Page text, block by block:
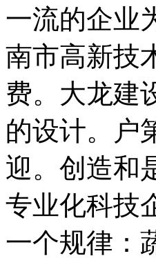
一流的企业
南市高新技
费。大龙建
的设计。户
迎。创造和
专业化科技
一个规律：